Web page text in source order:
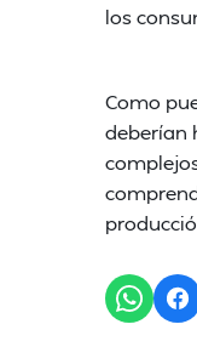
los
Como
deberían